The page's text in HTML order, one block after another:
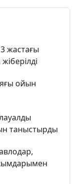
жастағы
ойын
таныстырды